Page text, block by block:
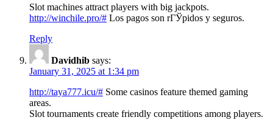
Slot machines attract players with big jackpots.
http://winchile.pro/# Los pagos son rГЎpidos y seguros.
Reply
Davidhib says:
January 31, 2025 at 1:34 pm
http://taya777.icu/# Some casinos feature themed gaming
areas.
Slot tournaments create friendly competitions among players.